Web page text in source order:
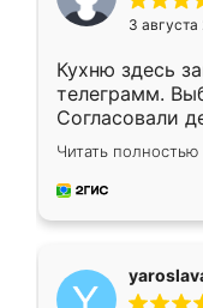
3 августа
Кухню здесь
телеграмм.
Согласовали
недели кухня
довольны
мебель за
Читать полностью